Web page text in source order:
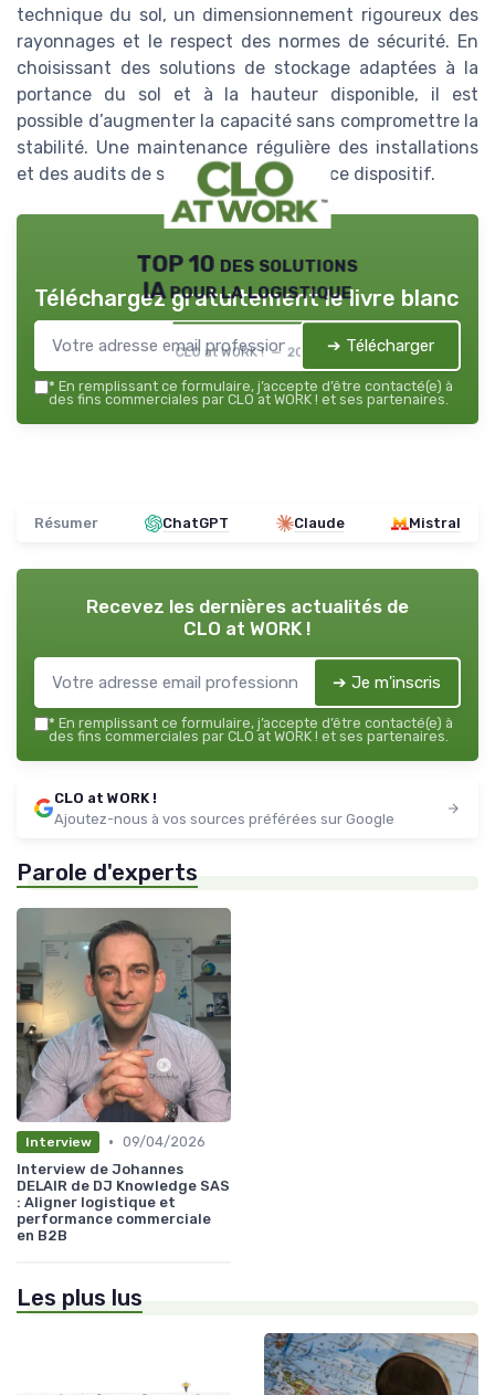
technique du sol, un dimensionnement rigoureux des
rayonnages et le respect des normes de sécurité. En
choisissant des solutions de stockage adaptées à la
portance du sol et à la hauteur disponible, il est
possible d’augmenter la capacité sans compromettre la
stabilité. Une maintenance régulière des installations
et des audits de sécurité complètent ce dispositif.
TOP 10 des solutions
IA pour la logistique
CLO at WORK ! — 2026
Téléchargez gratuitement le livre blanc
➔ Télécharger
* En remplissant ce formulaire, j’accepte d’être contacté(e) à
des fins commerciales par CLO at WORK ! et ses partenaires.
Résumer ChatGPT Claude Mistral
Recevez les dernières actualités de
CLO at WORK !
➔ Je m'inscris
* En remplissant ce formulaire, j’accepte d’être contacté(e) à
des fins commerciales par CLO at WORK ! et ses partenaires.
CLO at WORK !
Ajoutez-nous à vos sources préférées sur Google
Parole d'experts
Interview • 09/04/2026
Interview de Johannes
DELAIR de DJ Knowledge SAS
: Aligner logistique et
performance commerciale
en B2B
Les plus lus